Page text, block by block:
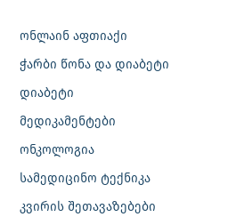
ონლაინ აფთიაქი
ჭარბი წონა და დიაბეტი
დიაბეტი
მედიკამენტები
ონკოლოგია
სამედიცინო ტექნიკა
კვირის შეთავაზებები